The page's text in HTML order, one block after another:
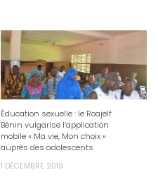
Éducation sexuelle : le Roajelf
Bénin vulgarise l’application
mobile « Ma vie, Mon choix »
auprès des adolescents
1 DÉCEMBRE 2019